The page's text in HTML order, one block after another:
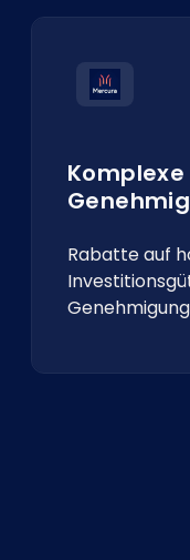
Komplexe
Rabatte auf